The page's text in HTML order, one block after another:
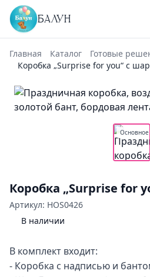
БАЛУН
Главная Каталог Готовые
Коробка „Surprise for you“ с
Основное
Коробка „Surprise for
Артикул: HOS0426
В наличии
В комплект входит:
- Коробка с надписью и